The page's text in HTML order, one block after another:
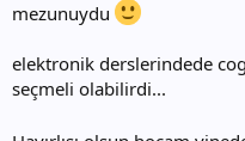
mezunuydu
elektronik derslerindede
seçmeli olabilirdi...